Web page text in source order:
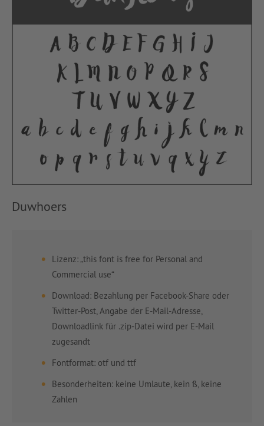
Duwhoers
Lizenz: „this font is free for Personal and
Commercial use“
Download: Bezahlung per Facebook-Share oder
Twitter-Post, Angabe der E-Mail-Adresse,
Downloadlink für .zip-Datei wird per E-Mail
zugesandt
Fontformat: otf und ttf
Besonderheiten: keine Umlaute, kein ß, keine
Zahlen